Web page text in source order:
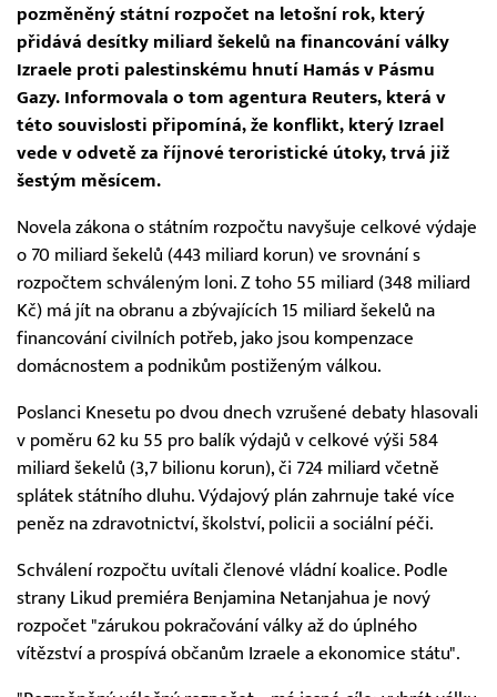
pozměněný státní rozpočet na letošní rok, který
přidává desítky miliard šekelů na financování války
Izraele proti palestinskému hnutí Hamás v Pásmu
Gazy. Informovala o tom agentura Reuters, která v
této souvislosti připomíná, že konflikt, který Izrael
vede v odvetě za říjnové teroristické útoky, trvá již
šestým měsícem.
Novela zákona o státním rozpočtu navyšuje celkové výdaje
o 70 miliard šekelů (443 miliard korun) ve srovnání s
rozpočtem schváleným loni. Z toho 55 miliard (348 miliard
Kč) má jít na obranu a zbývajících 15 miliard šekelů na
financování civilních potřeb, jako jsou kompenzace
domácnostem a podnikům postiženým válkou.
Poslanci Knesetu po dvou dnech vzrušené debaty hlasovali
v poměru 62 ku 55 pro balík výdajů v celkové výši 584
miliard šekelů (3,7 bilionu korun), či 724 miliard včetně
splátek státního dluhu. Výdajový plán zahrnuje také více
peněz na zdravotnictví, školství, policii a sociální péči.
Schválení rozpočtu uvítali členové vládní koalice. Podle
strany Likud premiéra Benjamina Netanjahua je nový
rozpočet "zárukou pokračování války až do úplného
vítězství a prospívá občanům Izraele a ekonomice státu".